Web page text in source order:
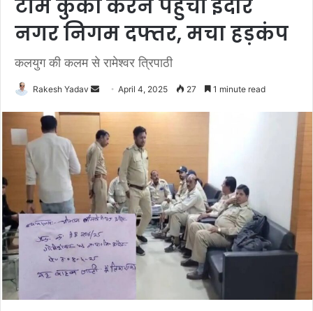
टीम कुर्की करने पहुंची इंदौर
नगर निगम दफ्तर, मचा हड़कंप
कलयुग की कलम से रामेश्वर त्रिपाठी
Rakesh Yadav
n
d
a
n
e
a
April 4, 2025 27 1 minute read